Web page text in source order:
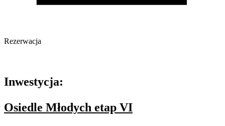
Rezerwacja
Inwestycja:
Osiedle Młodych etap VI